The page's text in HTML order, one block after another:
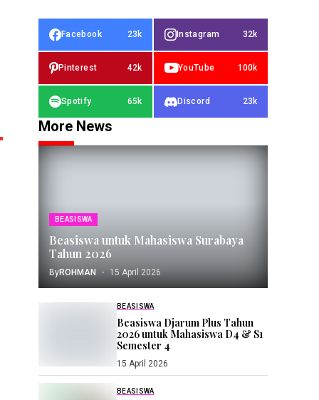
Facebook 23k Instagram 32k
Pinterest 42k YouTube 100k
Spotify 65k Discord 23k
More News
BEASISWA
Beasiswa untuk Mahasiswa Surabaya
Tahun 2026
ByROHMAN 15 April 2026
BEASISWA
Beasiswa Djarum Plus Tahun
2026 untuk Mahasiswa D4 & S1
Semester 4
15 April 2026
BEASISWA